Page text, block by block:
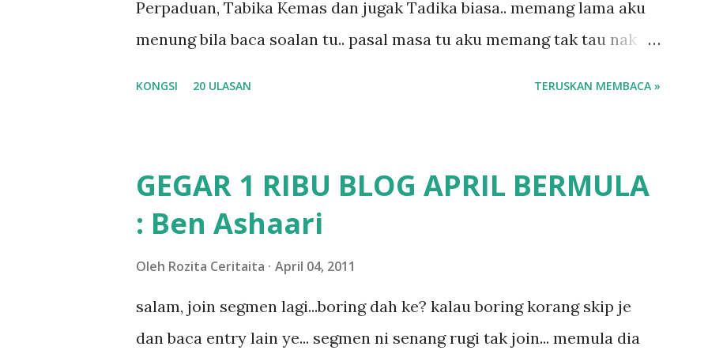
Perpaduan, Tabika Kemas dan jugak Tadika biasa.. memang lama aku
menung bila baca soalan tu.. pasal masa tu aku memang tak tau nak
sapa pun masa tu.. bila fikir-fikirkan balik terasa jugak masa alahai
teruknya kami sebagai ibubapa.. dan kami terasa jugak semakin teruk
bila abg long dah masuk 2 tahun kat salah satu tadika swasta ni.. tapi
KONGSI 20 ULASAN TERUSKAN MEMBACA »
GEGAR 1 RIBU BLOG APRIL BERMULA
: Ben Ashaari
Oleh Rozita Ceritaita April 04, 2011
salam, join segmen lagi...boring dah ke? kalau boring korang skip je
dan baca entry lain ye... segmen ni senang rugi tak join... memula dia